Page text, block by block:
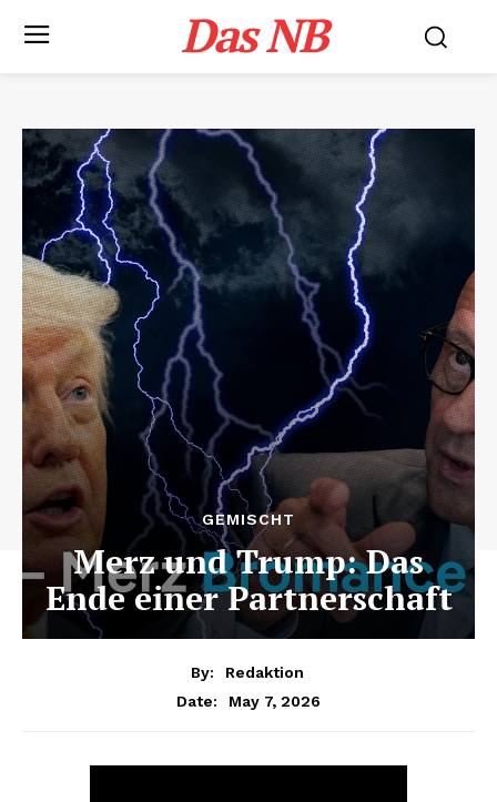
Das NB
GEMISCHT
Merz und Trump: Das
Ende einer Partnerschaft
By:
Redaktion
Date:
May 7, 2026